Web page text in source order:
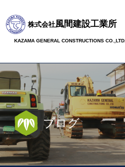
株式会社風間建設工業所
KAZAMA GENERAL CONSTRUCTIONS CO.,LTD.
ブログ